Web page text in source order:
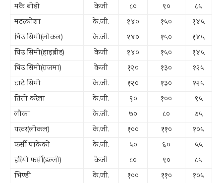
मकै बोडी
केजी ८० ९०
८५
मटरकोशा
के.जी. १४० १५०
१४५
घिउ सिमी(लोकल)
के.जी. १४० १५०
१४५
घिउ सिमी(हाइब्रीड)
केजी १४० १५०
१४५
घिउ सिमी(राजमा)
केजी १२० १३०
१२५
टाटे सिमी
के.जी. १२० १३०
१२५
तितो करेला
के.जी. ९० १००
९५
लौका
के.जी. ७० ८०
७५
परवर(लोकल)
के.जी. १०० ११०
१०५
फर्सी पाकेको
के.जी. ५० ६०
५५
हरियो फर्सी(डल्लो)
केजी ८० ९०
८५
भिण्डी
के.जी. १०० ११०
१०५